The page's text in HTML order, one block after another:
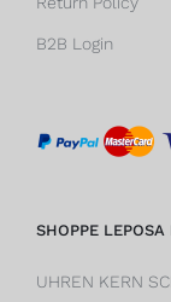
B2B Login
SHOPPE LEPOSA
UHREN KERN